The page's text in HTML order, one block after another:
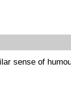
sense of